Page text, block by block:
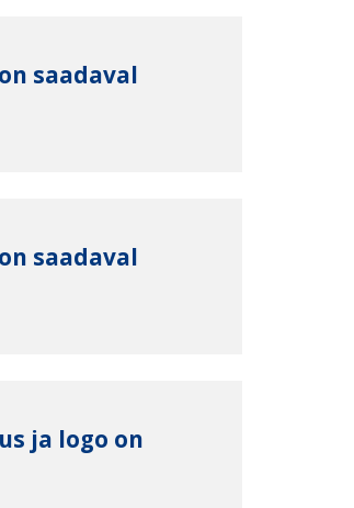
saadaval
saadaval
ja logo on